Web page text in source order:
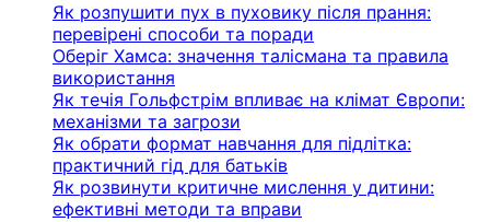
Як розпушити пух в пуховику після прання:
перевірені способи та поради
Оберіг Хамса: значення талісмана та правила
використання
Як течія Гольфстрім впливає на клімат Європи:
механізми та загрози
Як обрати формат навчання для підлітка:
практичний гід для батьків
Як розвинути критичне мислення у дитини:
ефективні методи та вправи